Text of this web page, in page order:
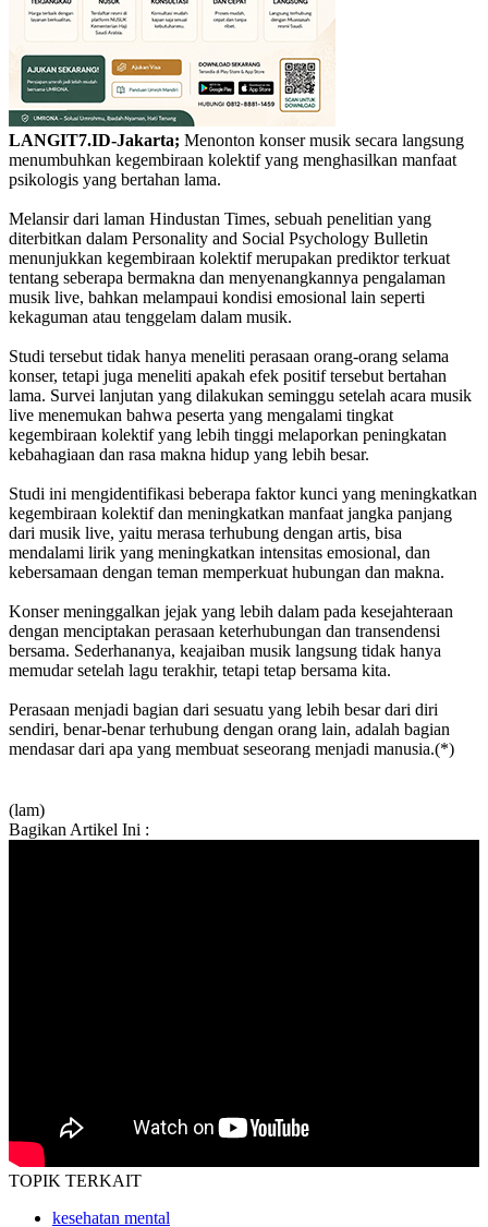
LANGIT7.ID-Jakarta; Menonton konser musik secara langsung
menumbuhkan kegembiraan kolektif yang menghasilkan manfaat
psikologis yang bertahan lama.
Melansir dari laman Hindustan Times, sebuah penelitian yang
diterbitkan dalam Personality and Social Psychology Bulletin
menunjukkan kegembiraan kolektif merupakan prediktor terkuat
tentang seberapa bermakna dan menyenangkannya pengalaman
musik live, bahkan melampaui kondisi emosional lain seperti
kekaguman atau tenggelam dalam musik.
Studi tersebut tidak hanya meneliti perasaan orang-orang selama
konser, tetapi juga meneliti apakah efek positif tersebut bertahan
lama. Survei lanjutan yang dilakukan seminggu setelah acara musik
live menemukan bahwa peserta yang mengalami tingkat
kegembiraan kolektif yang lebih tinggi melaporkan peningkatan
kebahagiaan dan rasa makna hidup yang lebih besar.
Studi ini mengidentifikasi beberapa faktor kunci yang meningkatkan
kegembiraan kolektif dan meningkatkan manfaat jangka panjang
dari musik live, yaitu merasa terhubung dengan artis, bisa
mendalami lirik yang meningkatkan intensitas emosional, dan
kebersamaan dengan teman memperkuat hubungan dan makna.
Konser meninggalkan jejak yang lebih dalam pada kesejahteraan
dengan menciptakan perasaan keterhubungan dan transendensi
bersama. Sederhananya, keajaiban musik langsung tidak hanya
memudar setelah lagu terakhir, tetapi tetap bersama kita.
Perasaan menjadi bagian dari sesuatu yang lebih besar dari diri
sendiri, benar-benar terhubung dengan orang lain, adalah bagian
mendasar dari apa yang membuat seseorang menjadi manusia.(*)
(lam)
Bagikan Artikel Ini :
TOPIK TERKAIT
kesehatan mental